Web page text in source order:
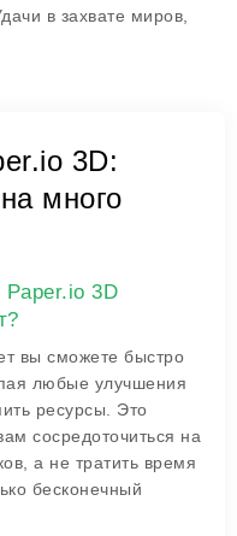
в захвате миров,
3D:
много
3D
вы сможете быстро
любые улучшения
ресурсы. Это
сосредоточиться на
а не тратить время
бесконечный